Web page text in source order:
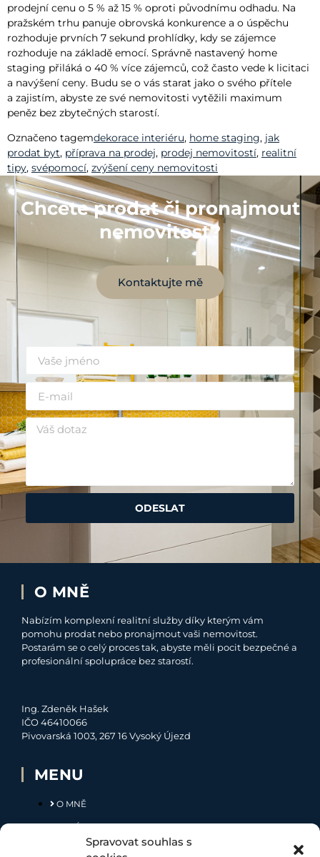
Spravovat souhlas s
prodejní cenu o 5 % až 15 % oproti původnímu odhadu. Na
pražském trhu panuje obrovská konkurence a o úspěchu
rozhoduje prvních 7 sekund prohlídky, kdy se zájemce
rozhoduje na základě emocí. Správně nastavený home
staging přiláká o 40 % více zájemců, což často vede k licitaci
a navýšení ceny. Budu se o vás starat jako o svého přítele
a zajistím, abyste ze své nemovitosti vytěžili maximum
peněz bez zbytečných starostí.
Označeno tagemdekorace interiéru, home staging, jak
prodat byt, příprava na prodej, prodej nemovitostí, realitní
tipy, svépomocí, zvýšení ceny nemovitosti
Chcete prodat či pronajmout
nemovitost?
Kontaktujte mě
ODESLAT
O MNĚ
Nabízím komplexní realitní služby díky kterým vám
pomohu prodat nebo pronajmout vaši nemovitost.
Postarám se o celý proces tak, abyste měli pocit bezpečné a
profesionální spolupráce bez starostí.
Ing. Zdeněk Hašek
IČO 46410066
Pivovarská 1003, 267 16 Vysoký Újezd
MENU
O MNĚ
NABÍDKA
MOJE SLUŽBY